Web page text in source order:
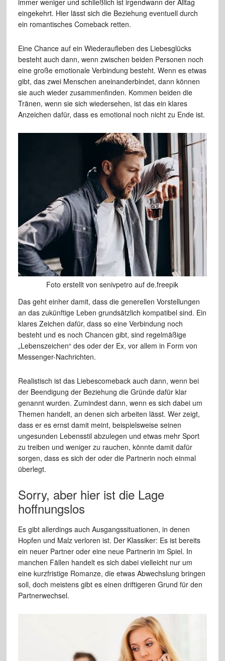
eingekehrt. Hier lässt sich die Beziehung eventuell durch
ein romantisches Comeback retten.
Eine Chance auf ein Wiederaufleben des Liebesglücks
besteht auch dann, wenn zwischen beiden Personen noch
eine große emotionale Verbindung besteht. Wenn es etwas
gibt, das zwei Menschen aneinanderbindet, dann können
sie auch wieder zusammenfinden. Kommen beiden die
Tränen, wenn sie sich wiedersehen, ist das ein klares
Anzeichen dafür, dass es emotional noch nicht zu Ende ist.
Foto erstellt von senivpetro auf de.freepik
Das geht einher damit, dass die generellen Vorstellungen
an das zukünftige Leben grundsätzlich kompatibel sind. Ein
klares Zeichen dafür, dass so eine Verbindung noch
besteht und es noch Chancen gibt, sind regelmäßige
„Lebenszeichen“ des oder der Ex, vor allem in Form von
Messenger-Nachrichten.
Realistisch ist das Liebescomeback auch dann, wenn bei
der Beendigung der Beziehung die Gründe dafür klar
genannt wurden. Zumindest dann, wenn es sich dabei um
Themen handelt, an denen sich arbeiten lässt. Wer zeigt,
dass er es ernst damit meint, beispielsweise seinen
ungesunden Lebensstil abzulegen und etwas mehr Sport
zu treiben und weniger zu rauchen, könnte damit dafür
sorgen, dass es sich der oder die Partnerin noch einmal
überlegt.
Sorry, aber hier ist die Lage
hoffnungslos
Es gibt allerdings auch Ausgangssituationen, in denen
Hopfen und Malz verloren ist. Der Klassiker: Es ist bereits
ein neuer Partner oder eine neue Partnerin im Spiel. In
manchen Fällen handelt es sich dabei vielleicht nur um
eine kurzfristige Romanze, die etwas Abwechslung bringen
soll, doch meistens gibt es einen driftigeren Grund für den
Partnerwechsel.